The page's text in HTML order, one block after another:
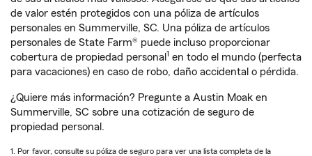
de valor estén protegidos con una póliza de artículos
personales en Summerville, SC. Una póliza de artículos
personales de State Farm® puede incluso proporcionar
cobertura de propiedad personal 1 en todo el mundo (perfecta
para vacaciones) en caso de robo, daño accidental o pérdida.
¿Quiere más información? Pregunte a Austin Moak en
Summerville, SC sobre una cotización de seguro de
propiedad personal.
1. Por favor, consulte su póliza de seguro para ver una lista completa de la